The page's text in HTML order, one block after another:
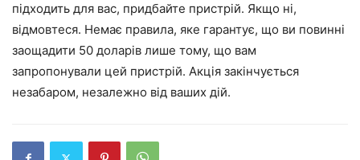
підходить для вас, придбайте пристрій. Якщо ні,
відмовтеся. Немає правила, яке гарантує, що ви повинні
заощадити 50 доларів лише тому, що вам
запропонували цей пристрій. Акція закінчується
незабаром, незалежно від ваших дій.